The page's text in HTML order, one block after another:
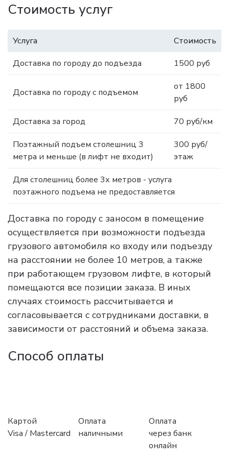
Стоимость услуг
Услуга
Стоимость
Доставка по городу до подъезда
1500 руб
Доставка по городу с подъемом
от 1800
руб
Доставка за город 70 руб/км
Поэтажный подъем столешниц 3
метра и меньше (в лифт не входит)
300 руб/
этаж
Для столешниц более 3х метров - услуга
поэтажного подъема не предоставляется
Доставка по городу с заносом в помещение
осуществляется при возможности подъезда
грузового автомобиля ко входу или подъезду
на расстоянии не более 10 метров, а также
при работающем грузовом лифте, в который
помещаются все позиции заказа. В иных
случаях стоимость рассчитывается и
согласовывается с сотрудниками доставки, в
зависимости от расстояний и объема заказа.
Способ оплаты
Картой
Visa / Mastercard
Оплата
наличными
Оплата
через банк
онлайн